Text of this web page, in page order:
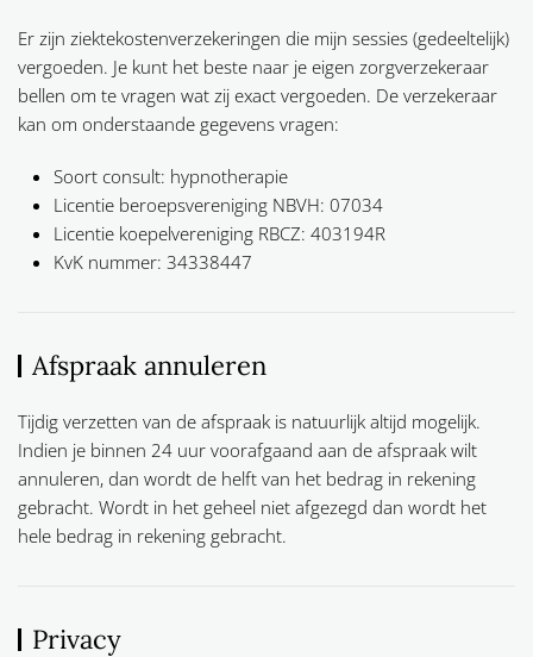
Er zijn ziektekostenverzekeringen die mijn sessies (gedeeltelijk)
vergoeden. Je kunt het beste naar je eigen zorgverzekeraar
bellen om te vragen wat zij exact vergoeden. De verzekeraar
kan om onderstaande gegevens vragen:
Soort consult: hypnotherapie
Licentie beroepsvereniging NBVH: 07034
Licentie koepelvereniging RBCZ: 403194R
KvK nummer: 34338447
Afspraak annuleren
Tijdig verzetten van de afspraak is natuurlijk altijd mogelijk.
Indien je binnen 24 uur voorafgaand aan de afspraak wilt
annuleren, dan wordt de helft van het bedrag in rekening
gebracht. Wordt in het geheel niet afgezegd dan wordt het
hele bedrag in rekening gebracht.
Privacy